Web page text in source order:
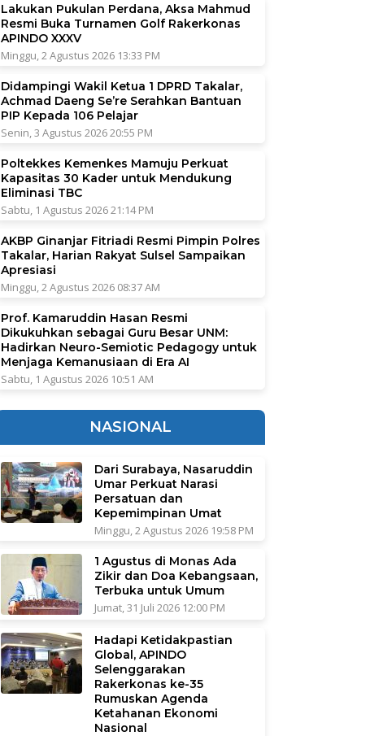
Lakukan Pukulan Perdana, Aksa Mahmud
Resmi Buka Turnamen Golf Rakerkonas
APINDO XXXV
Minggu, 2 Agustus 2026 13:33 PM
Didampingi Wakil Ketua 1 DPRD Takalar,
Achmad Daeng Se’re Serahkan Bantuan
PIP Kepada 106 Pelajar
Senin, 3 Agustus 2026 20:55 PM
Poltekkes Kemenkes Mamuju Perkuat
Kapasitas 30 Kader untuk Mendukung
Eliminasi TBC
Sabtu, 1 Agustus 2026 21:14 PM
AKBP Ginanjar Fitriadi Resmi Pimpin Polres
Takalar, Harian Rakyat Sulsel Sampaikan
Apresiasi
Minggu, 2 Agustus 2026 08:37 AM
Prof. Kamaruddin Hasan Resmi
Dikukuhkan sebagai Guru Besar UNM:
Hadirkan Neuro-Semiotic Pedagogy untuk
Menjaga Kemanusiaan di Era AI
Sabtu, 1 Agustus 2026 10:51 AM
NASIONAL
Dari Surabaya, Nasaruddin
Umar Perkuat Narasi
Persatuan dan
Kepemimpinan Umat
Minggu, 2 Agustus 2026 19:58 PM
1 Agustus di Monas Ada
Zikir dan Doa Kebangsaan,
Terbuka untuk Umum
Jumat, 31 Juli 2026 12:00 PM
Hadapi Ketidakpastian
Global, APINDO
Selenggarakan
Rakerkonas ke-35
Rumuskan Agenda
Ketahanan Ekonomi
Nasional